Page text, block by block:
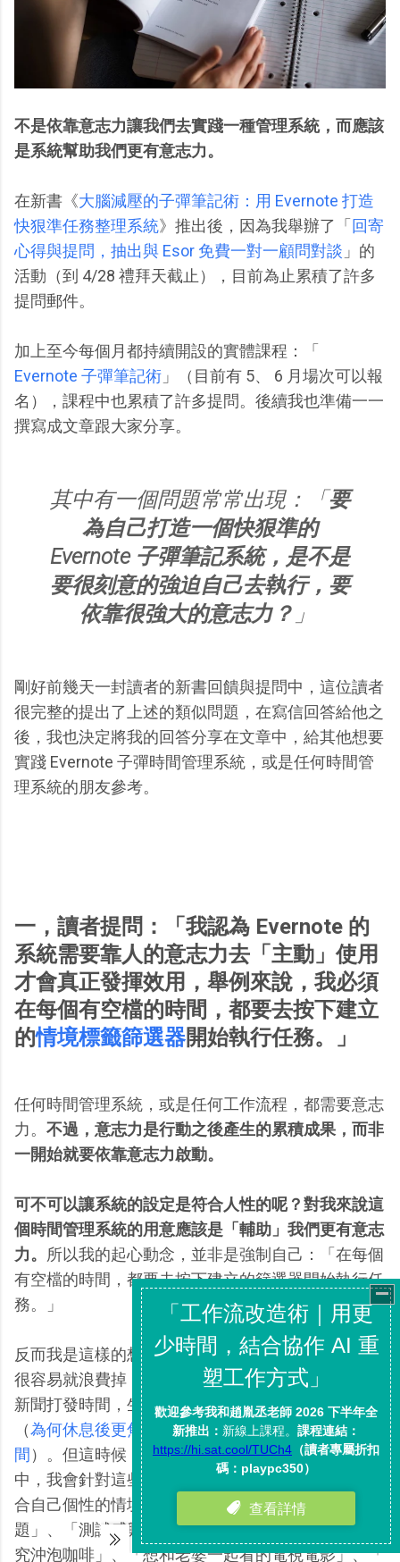
不是依靠意志力讓我們去實踐一種管理系統，而應該
是系統幫助我們更有意志力。
在新書《大腦減壓的子彈筆記術：用 Evernote 打造
快狠準任務整理系統》推出後，因為我舉辦了「回寄
心得與提問，抽出與 Esor 免費一對一顧問對談 」的
活動（到 4/28 禮拜天截止），目前為止累積了許多
提問郵件。
加上至今每個月都持續開設的實體課程：「
Evernote 子彈筆記術 」（目前有 5、 6 月場次可以報
名），課程中也累積了許多提問。後續我也準備一一
撰寫成文章跟大家分享。
其中有一個問題常常出現：「要
為自己打造一個快狠準的
Evernote 子彈筆記系統，是不是
要很刻意的強迫自己去執行，要
依靠很強大的意志力？ 」
剛好前幾天一封讀者的新書回饋與提問中，這位讀者
很完整的提出了上述的類似問題，在寫信回答給他之
後，我也決定將我的回答分享在文章中，給其他想要
實踐 Evernote 子彈時間管理系統，或是任何時間管
理系統的朋友參考。
一，讀者提問：「我認為 Evernote 的
系統需要靠人的意志力去「主動」使用
才會真正發揮效用，舉例來說，我必須
在每個有空檔的時間，都要去按下建立
的情境標籤篩選器開始執行任務。」
任何時間管理系統，或是任何工作流程，都需要意志
力。 不過，意志力是行動之後產生的累積成果，而非
一開始就要依靠意志力啟動。
可不可以讓系統的設定是符合人性的呢？對我來說這
個時間管理系統的用意應該是「輔助」我們更有意志
力。 所以我的起心動念，並非是強制自己：「在每個
有空檔的時間，都要去按下建立的篩選器開始執行任
務。」
反而我是這樣的想法：原本許多的空檔時間，我可能
很容易就浪費掉，例如工作壓力大時的空檔跑去看看
新聞打發時間，生活中的空檔看看電視就浪費掉了
（為何休息後更焦慮更沒動力？可能我只是在打發時
間）。但這時候，在 Evernote 子彈時間管理系統
中，我會針對這些「有問題」的空檔，設計出一些符
合自己個性的情境標籤提醒，例如「思考想解決的問
題」、「測試感興趣的工具」、「研究園藝」、「研
究沖泡咖啡」、「想和老婆一起看的電視電影」、「